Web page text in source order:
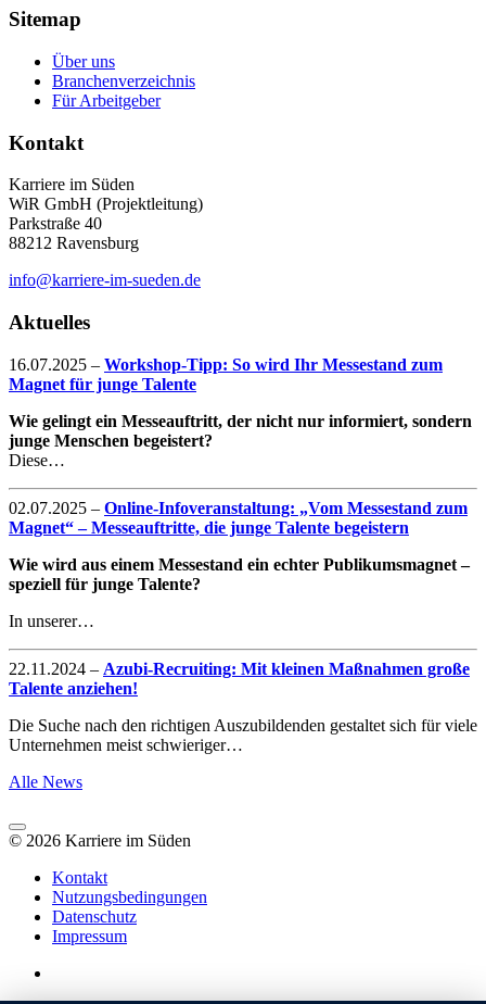
Sitemap
Über uns
Branchenverzeichnis
Für Arbeitgeber
Kontakt
Karriere im Süden
WiR GmbH (Projektleitung)
Parkstraße 40
88212 Ravensburg
info@karriere-im-sueden.de
Aktuelles
16.07.2025 – Workshop-Tipp: So wird Ihr Messestand zum
Magnet für junge Talente
Wie gelingt ein Messeauftritt, der nicht nur informiert, sondern
junge Menschen begeistert?
Diese…
02.07.2025 – Online-Infoveranstaltung: „Vom Messestand zum
Magnet“ – Messeauftritte, die junge Talente begeistern
Wie wird aus einem Messestand ein echter Publikumsmagnet –
speziell für junge Talente?
In unserer…
22.11.2024 – Azubi-Recruiting: Mit kleinen Maßnahmen große
Talente anziehen!
Die Suche nach den richtigen Auszubildenden gestaltet sich für viele
Unternehmen meist schwieriger…
Alle News
© 2026 Karriere im Süden
Kontakt
Nutzungsbedingungen
Datenschutz
Impressum